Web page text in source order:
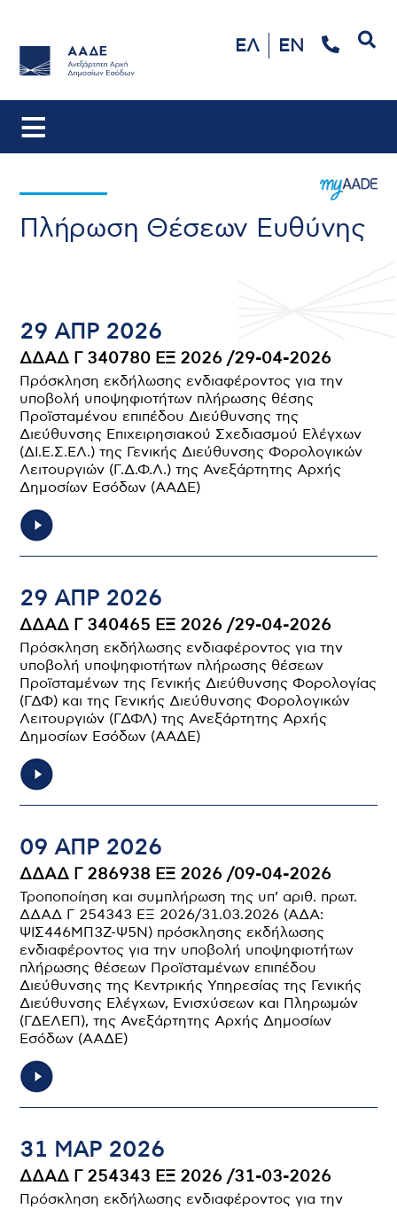
ΕΛ EN
Πλήρωση Θέσεων Ευθύνης
29 ΑΠΡ 2026
ΔΔΑΔ Γ 340780 ΕΞ 2026 /29-04-2026
Πρόσκληση εκδήλωσης ενδιαφέροντος για την
υποβολή υποψηφιοτήτων πλήρωσης θέσης
Προϊσταμένου επιπέδου Διεύθυνσης της
Διεύθυνσης Επιχειρησιακού Σχεδιασμού Ελέγχων
(ΔΙ.Ε.Σ.ΕΛ.) της Γενικής Διεύθυνσης Φορολογικών
Λειτουργιών (Γ.Δ.Φ.Λ.) της Ανεξάρτητης Αρχής
Δημοσίων Εσόδων (ΑΑΔΕ)
29 ΑΠΡ 2026
ΔΔΑΔ Γ 340465 ΕΞ 2026 /29-04-2026
Πρόσκληση εκδήλωσης ενδιαφέροντος για την
υποβολή υποψηφιοτήτων πλήρωσης θέσεων
Προϊσταμένων της Γενικής Διεύθυνσης Φορολογίας
(ΓΔΦ) και της Γενικής Διεύθυνσης Φορολογικών
Λειτουργιών (ΓΔΦΛ) της Ανεξάρτητης Αρχής
Δημοσίων Εσόδων (ΑΑΔΕ)
09 ΑΠΡ 2026
ΔΔΑΔ Γ 286938 ΕΞ 2026 /09-04-2026
Τροποποίηση και συμπλήρωση της υπ’ αριθ. πρωτ.
ΔΔΑΔ Γ 254343 ΕΞ 2026/31.03.2026 (ΑΔΑ:
ΨΙΣ446ΜΠ3Ζ-Ψ5Ν) πρόσκλησης εκδήλωσης
ενδιαφέροντος για την υποβολή υποψηφιοτήτων
πλήρωσης θέσεων Προϊσταμένων επιπέδου
Διεύθυνσης της Κεντρικής Υπηρεσίας της Γενικής
Διεύθυνσης Ελέγχων, Ενισχύσεων και Πληρωμών
(ΓΔΕΛΕΠ), της Ανεξάρτητης Αρχής Δημοσίων
Εσόδων (ΑΑΔΕ)
31 ΜΑΡ 2026
ΔΔΑΔ Γ 254343 ΕΞ 2026 /31-03-2026
Πρόσκληση εκδήλωσης ενδιαφέροντος για την